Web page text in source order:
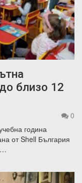
близо 12
0
година
от Shell България